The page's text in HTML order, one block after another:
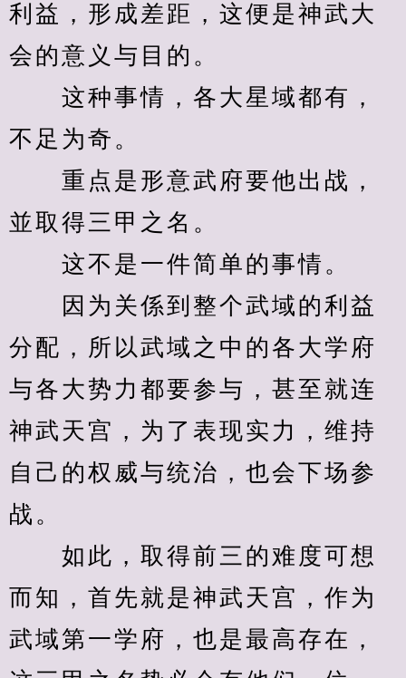
利益，形成差距，这便是神武大
会的意义与目的。
这种事情，各大星域都有，
不足为奇。
重点是形意武府要他出战，
並取得三甲之名。
这不是一件简单的事情。
因为关係到整个武域的利益
分配，所以武域之中的各大学府
与各大势力都要参与，甚至就连
神武天宫，为了表现实力，维持
自己的权威与统治，也会下场参
战。
如此，取得前三的难度可想
而知，首先就是神武天宫，作为
武域第一学府，也是最高存在，